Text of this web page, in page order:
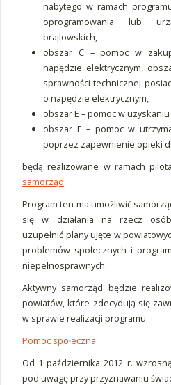
nabytego w ramach
oprogramowania lub
brajlowskich,
obszar C – pomoc w
napędzie elektrycznym,
sprawności technicznej
o napędzie elektrycznym,
obszar E – pomoc w
obszar F – pomoc w
poprzez zapewnienie opieki
będą realizowane w ramach
samorząd.
Program ten ma umożliwić
się w działania na rzecz
uzupełnić plany ujęte w
problemów społecznych i
niepełnosprawnych.
Aktywny samorząd będzie
powiatów, które zdecydują się
w sprawie realizacji programu.
Pomoc społeczna
Od 1 października 2012 r.
pod uwagę przy przyznawaniu